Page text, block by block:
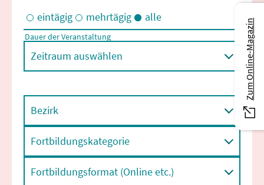
Eintägige und/oder mehrtägige Veranstaltungen
eintägig mehrtägig alle
Dauer der Veranstaltung
Zeitraum auswählen
Bezirk
Fortbildungskategorie
Fortbildungsformat (Online etc.)
Zum Online-Magazin